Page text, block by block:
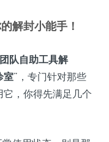
解封小能手！
队自助工具解
室”，专门针对那些
它，你得先满足几个